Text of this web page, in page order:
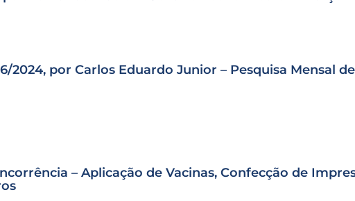
2024, por Carlos Eduardo Junior – Pesquisa Mensal de
– Aplicação de Vacinas, Confecção de